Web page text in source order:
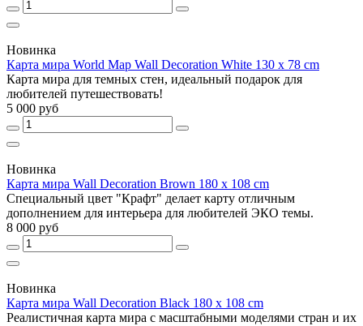
Новинка
Карта мира World Map Wall Decoration White 130 х 78 cm
Карта мира для темных стен, идеальный подарок для
любителей путешествовать!
5 000 руб
Новинка
Карта мира Wall Decoration Brown 180 x 108 cm
Специальный цвет "Крафт" делает карту отличным
дополнением для интерьера для любителей ЭКО темы.
8 000 руб
Новинка
Карта мира Wall Decoration Black 180 x 108 cm
Реалистичная карта мира с масштабными моделями стран и их